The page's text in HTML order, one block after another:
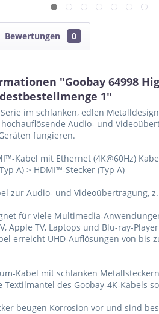
Bewertungen 0
"Goobay 64998
1"
Serie im schlanken, edlen
Audio- und
fungieren.
Kabel mit Ethernet (4K@60Hz)
A) > HDMI™-Stecker (Typ A)
zur Audio- und Videoübertragung,
für viele Multimedia-
Apple TV, Laptops und Blu-ray-
erreicht UHD-Auflösungen von bis
Kabel mit schlanken
Textilmantel des Goobay-4K-
beugen Korrosion vor und sind